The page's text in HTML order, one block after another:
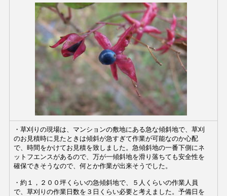
・草刈りの現場は、マンションの敷地にある急な傾斜地で、草刈
のお見積時に見たときは傾斜が急すぎて作業が可能なのか心配
で、時間をかけてお見積を致しました。急傾斜地の一番下側にネ
ットフエンスがあるので、万が一傾斜地を滑り落ちても安全性を
確保できそうなので、何とか作業が出来そうでした。
・約１，２００坪くらいの急傾斜地で、５人くらいの作業人員
で、草刈りの作業日数を３日くらい必要と考えました。予備日を